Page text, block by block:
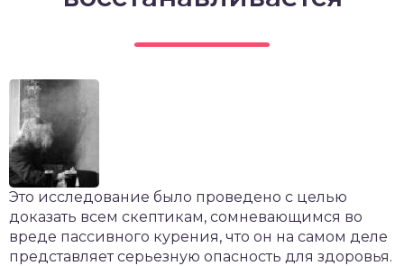
Это исследование было проведено с целью
доказать всем скептикам, сомневающимся во
вреде пассивного курения, что он на самом деле
представляет серьезную опасность для здоровья.